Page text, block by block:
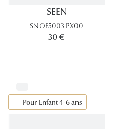
SEEN
SNOF5003 PX00
30 €
Pour Enfant 4-6 ans